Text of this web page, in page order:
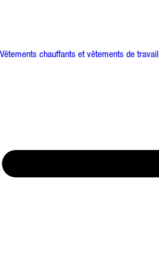
Vêtements chauffants et vêtements de travail